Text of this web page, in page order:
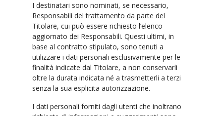
I destinatari sono nominati, se necessario,
Responsabili del trattamento da parte del
Titolare, cui può essere richiesto l’elenco
aggiornato dei Responsabili. Questi ultimi, in
base al contratto stipulato, sono tenuti a
utilizzare i dati personali esclusivamente per le
finalità indicate dal Titolare, a non conservarli
oltre la durata indicata né a trasmetterli a terzi
senza la sua esplicita autorizzazione.
I dati personali forniti dagli utenti che inoltrano